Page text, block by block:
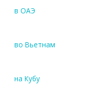
в ОАЭ
во Вьетнам
на Кубу